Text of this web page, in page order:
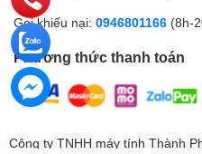
Gọi khiếu nại: 0946801166 (8h-
Phương thức thanh toán
Công ty TNHH máy tính Thành